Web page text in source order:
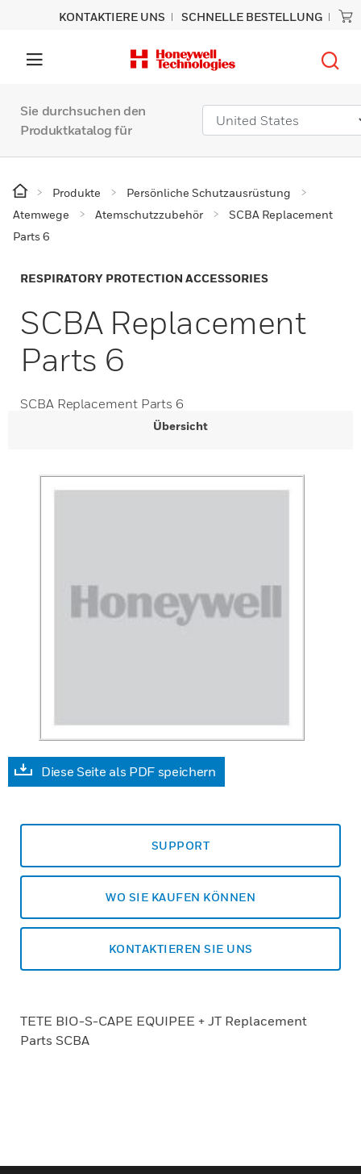
KONTAKTIERE UNS SCHNELLE BESTELLUNG
Sie durchsuchen den
Produktkatalog für
Produkte
Persönliche Schutzausrüstung
Atemwege
Atemschutzzubehör
SCBA Replacement
Parts 6
RESPIRATORY PROTECTION ACCESSORIES
SCBA Replacement
Parts 6
SCBA Replacement Parts 6
Übersicht
Diese Seite als PDF speichern
SUPPORT
WO SIE KAUFEN KÖNNEN
KONTAKTIEREN SIE UNS
TETE BIO-S-CAPE EQUIPEE + JT Replacement
Parts SCBA